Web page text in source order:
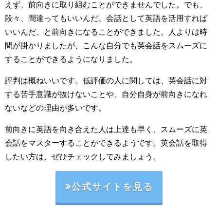
えず、前向きに取り組むことができませんでした。でも、
段々、間違ってもいいんだ、会話として英語を活用すれば
いいんだ、と前向きになることができました。人よりは時
間が掛かりましたが、こんな自分でも英会話をスムーズに
することができるようになりました。
評判は概ねいいです。低評価の人に関しては、英会話に対
する苦手意識が抜けないことや、自分自身が前向きになれ
ないなどの理由が多いです。
前向きに英語を向き合えた人は上達も早く、スムーズに英
会話をマスターすることができるようです。英会話を取得
したい方は、ぜひチェックしてみましょう。
公式サイトを見る